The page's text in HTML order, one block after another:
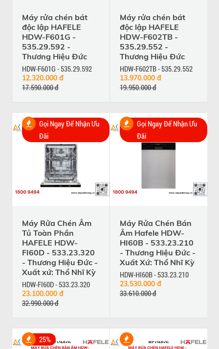
Máy rửa chén bát
độc lập HAFELE
HDW-F601G -
535.29.592 -
Thương Hiệu Đức
HDW-F601G - 535.29.592
12.320.000 đ
17.590.000 đ
Máy rửa chén bát
độc lập HAFELE
HDW-F602TB -
535.29.552 -
Thương Hiệu Đức
HDW-F602TB - 535.29.552
13.970.000 đ
19.950.000 đ
Gọi Ngay Để Nhận Ưu
Đãi
Máy Rửa Chén Âm
Tủ Toàn Phần
HAFELE HDW-
FI60D - 533.23.320
- Thương Hiệu Đức -
Xuất xứ: Thổ Nhĩ Kỳ
HDW-FI60D - 533.23.320
23.100.000 đ
32.990.000 đ
Gọi Ngay Để Nhận Ưu
Đãi
Máy Rửa Chén Bán
Âm Hafele HDW-
HI60B - 533.23.210
- Thương Hiệu Đức -
Xuất Xứ: Thổ Nhĩ Kỳ
HDW-HI60B - 533.23.210
23.530.000 đ
33.610.000 đ
25%